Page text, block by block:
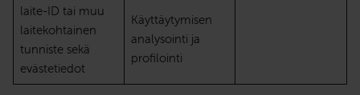
laite-ID tai muu
laitekohtainen
tunniste sekä
evästetiedot
Käyttäytymisen
analysointi ja
profilointi